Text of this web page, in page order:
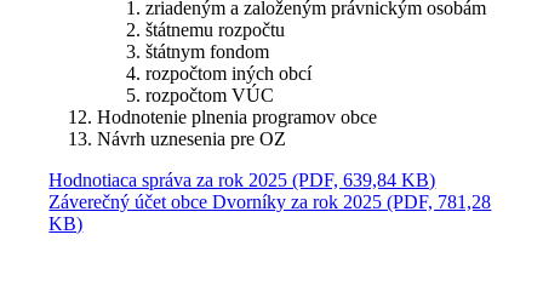
zriadeným a založeným právnickým osobám
štátnemu rozpočtu
štátnym fondom
rozpočtom iných obcí
rozpočtom VÚC
Hodnotenie plnenia programov obce
Návrh uznesenia pre OZ
Hodnotiaca správa za rok 2025 (PDF, 639,84 KB)
Záverečný účet obce Dvorníky za rok 2025 (PDF, 781,28
KB)